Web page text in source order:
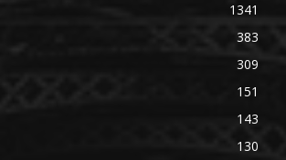
1341
383
309
151
143
130